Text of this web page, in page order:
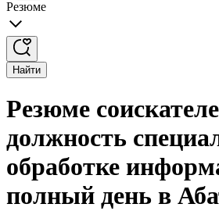
Резюме
Найти
Резюме
должность
обработке
полный день в